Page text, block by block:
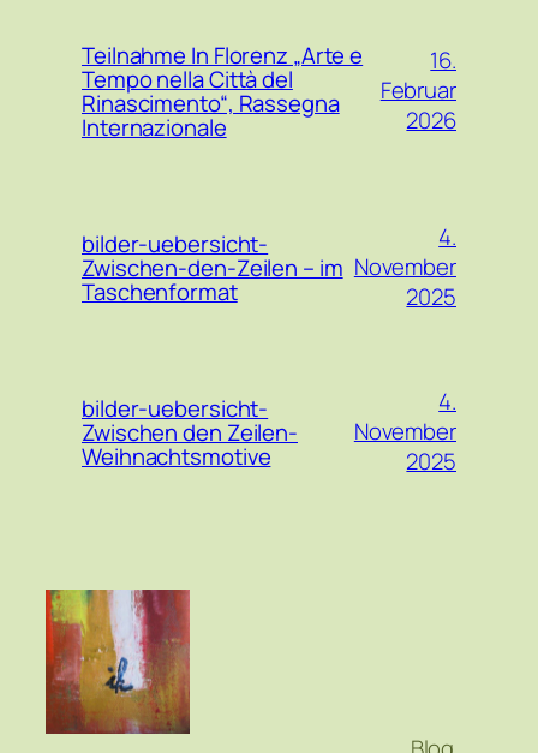
Teilnahme In Florenz „Arte e
Tempo nella Città del
Rinascimento“, Rassegna
Internazionale
16.
Februar
2026
bilder-uebersicht-
Zwischen-den-Zeilen – im
Taschenformat
4.
November
2025
bilder-uebersicht-
Zwischen den Zeilen-
Weihnachtsmotive
4.
November
2025